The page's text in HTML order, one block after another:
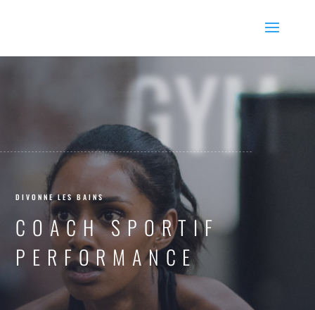
GYM
DIVONNE LES BAINS
COACH SPORTIF
PERFORMANCE